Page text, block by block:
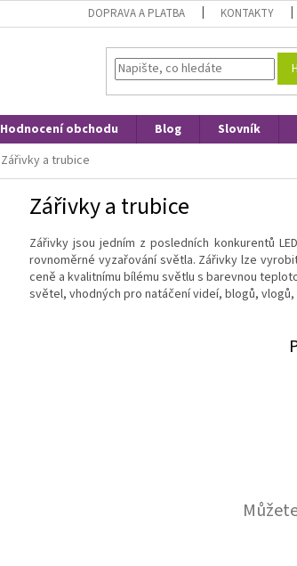
DOPRAVA A PLATBA KONTAKTY
Hodnocení obchodu Blog Slovník
Zářivky a trubice
Zářivky a trubice
Zářivky jsou jedním z posledních konkurentů
rovnoměrné vyzařování světla. Zářivky lze
ceně a kvalitnímu bílému světlu s barevnou
světel, vhodných pro natáčení videí, blogů,